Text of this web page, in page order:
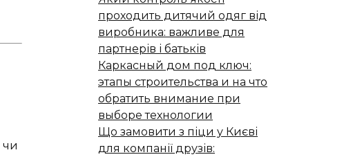
чи
проходить дитячий одяг від
виробника: важливе для
партнерів і батьків
Каркасный дом под ключ:
этапы строительства и на что
обратить внимание при
выборе технологии
Що замовити з піци у Києві
для компанії друзів: